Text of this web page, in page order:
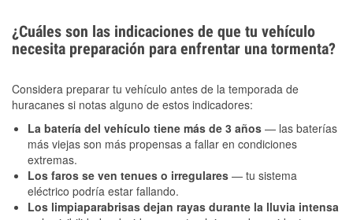
¿Cuáles son las indicaciones de que tu vehículo
necesita preparación para enfrentar una tormenta?
Considera preparar tu vehículo antes de la temporada de
huracanes si notas alguno de estos indicadores:
La batería del vehículo tiene más de 3 años — las baterías
más viejas son más propensas a fallar en condiciones
extremas.
Los faros se ven tenues o irregulares — tu sistema
eléctrico podría estar fallando.
Los limpiaparabrisas dejan rayas durante la lluvia intensa